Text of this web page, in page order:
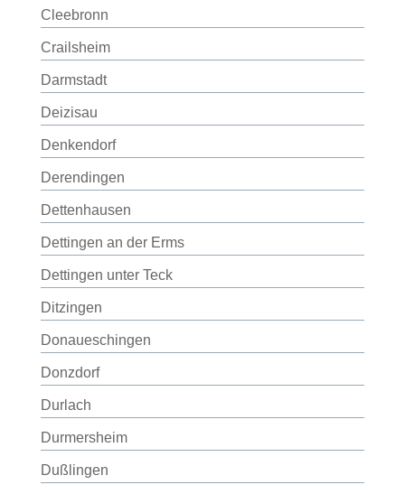
Cleebronn
Crailsheim
Darmstadt
Deizisau
Denkendorf
Derendingen
Dettenhausen
Dettingen an der Erms
Dettingen unter Teck
Ditzingen
Donaueschingen
Donzdorf
Durlach
Durmersheim
Dußlingen